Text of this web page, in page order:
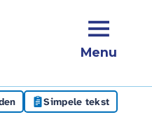
Menu
Simpele tekst